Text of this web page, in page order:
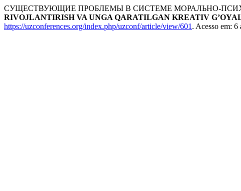
СУЩЕСТВУЮЩИЕ ПРОБЛЕМЫ В СИСТЕМЕ МОРАЛЬНО-
RIVOJLANTIRISH VA UNGA QARATILGAN KREATIV
https://uzconferences.org/index.php/uzconf/article/view/601 . Acesso em: 6